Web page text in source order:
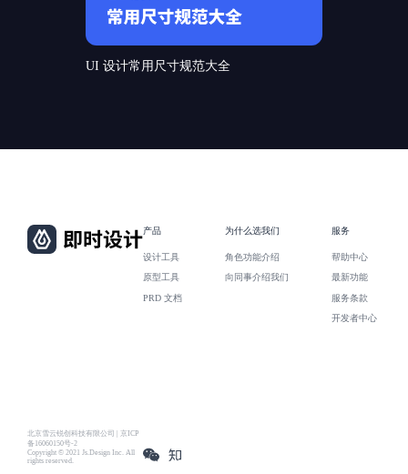
UI 设计常用尺寸规范大全
北京雪云锐创科技有限公司 | 京ICP
备16060150号-2
Copyright © 2021 Js.Design Inc. All
rights reserved.
产品
设计工具
原型工具
PRD 文档
为什么选我们
角色功能介绍
向同事介绍我们
服务
帮助中心
最新功能
服务条款
开发者中心